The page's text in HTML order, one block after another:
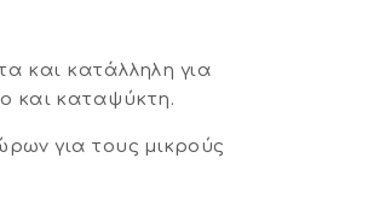
και κατάλληλη για
και καταψύκτη.
για τους μικρούς